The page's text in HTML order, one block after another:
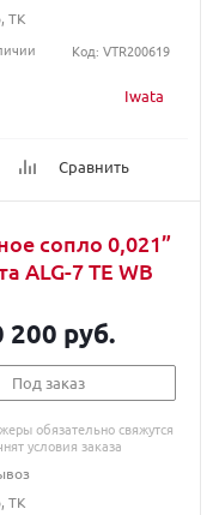
Iwata
Сравнить
ТК
Код: VTR200619
сопло 0,021”
ALG-7 TE WB
200 руб.
Под заказ
обязательно свяжутся
условия заказа
ТК